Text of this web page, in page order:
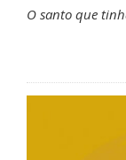
O santo que